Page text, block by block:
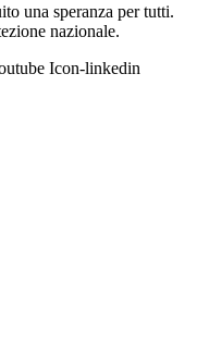
una speranza per tutti.
nazionale.
Icon-linkedin